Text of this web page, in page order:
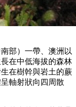
部）一帶、澳洲以
在中低海拔的森林
在樹幹與岩土的蕨
軸射狀向四周散